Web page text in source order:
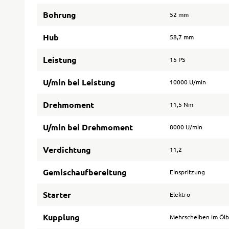
Bohrung 52 mm
Hub 58,7 mm
Leistung 15 PS
U/min bei Leistung 10000 U/min
Drehmoment 11,5 Nm
U/min bei Drehmoment 8000 U/min
Verdichtung 11,2
Gemischaufbereitung Einspritzung
Starter Elektro
Kupplung Mehrscheiben im